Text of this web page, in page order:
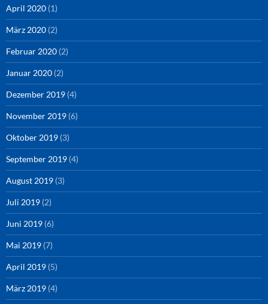
April 2020 (1)
März 2020 (2)
Februar 2020 (2)
Januar 2020 (2)
Dezember 2019 (4)
November 2019 (6)
Oktober 2019 (3)
September 2019 (4)
August 2019 (3)
Juli 2019 (2)
Juni 2019 (6)
Mai 2019 (7)
April 2019 (5)
März 2019 (4)